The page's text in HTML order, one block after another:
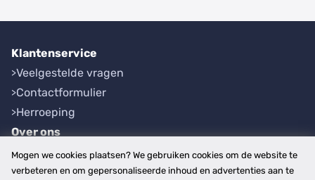
Klantenservice
Veelgestelde vragen
Contactformulier
Herroeping
Over ons
Bedrijfsgegevens
Werkwijze
Mogen we cookies plaatsen? We gebruiken cookies om de website te
verbeteren en om gepersonaliseerde inhoud en advertenties aan te